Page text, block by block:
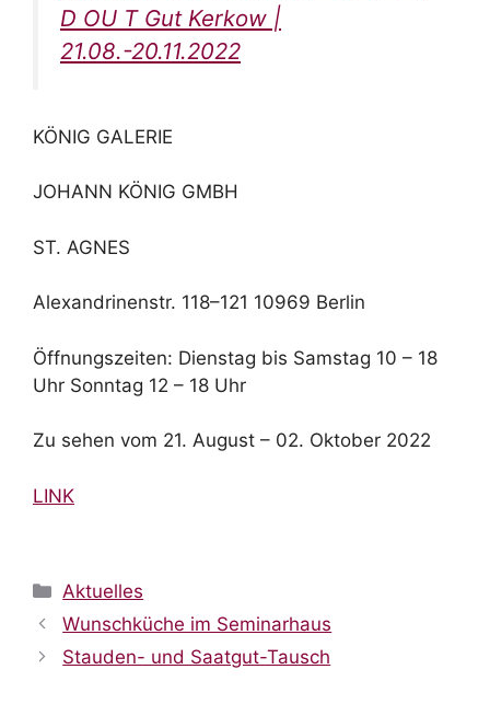
D OU T Gut Kerkow |
21.08.-20.11.2022
KÖNIG GALERIE
JOHANN KÖNIG GMBH
ST. AGNES
Alexandrinenstr. 118–121 10969 Berlin
Öffnungszeiten: Dienstag bis Samstag 10 – 18
Uhr Sonntag 12 – 18 Uhr
Zu sehen vom 21. August – 02. Oktober 2022
LINK
Aktuelles
Wunschküche im Seminarhaus
Stauden- und Saatgut-Tausch